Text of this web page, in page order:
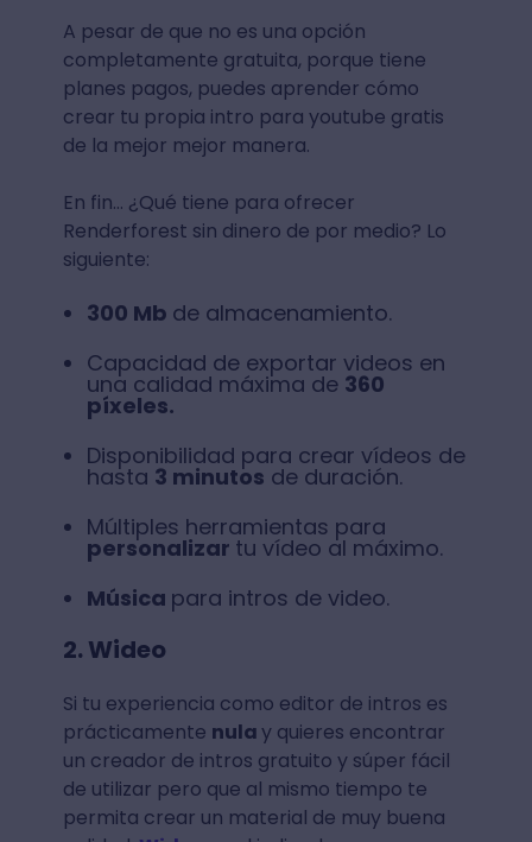
A pesar de que no es una opción
completamente gratuita, porque tiene
planes pagos, puedes aprender cómo
crear tu propia intro para youtube gratis
de la mejor mejor manera.
En fin… ¿Qué tiene para ofrecer
Renderforest sin dinero de por medio? Lo
siguiente:
300 Mb de almacenamiento.
Capacidad de exportar videos en
una calidad máxima de 360
píxeles.
Disponibilidad para crear vídeos de
hasta 3 minutos de duración.
Múltiples herramientas para
personalizar tu vídeo al máximo.
Música para intros de video.
2. Wideo
Si tu experiencia como editor de intros es
prácticamente nulay quieres encontrar
un creador de intros gratuito y súper fácil
de utilizar pero que al mismo tiempo te
permita crear un material de muy buena